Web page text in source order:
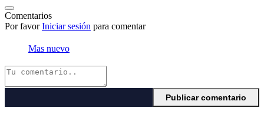
Comentarios
Por favorIniciar sesión para comentar
Mas nuevo